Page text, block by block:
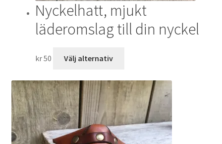
Nyckelhatt, mjukt
läderomslag till din nyckel
kr50 Välj alternativ
har
flera
varianter.
De
olika